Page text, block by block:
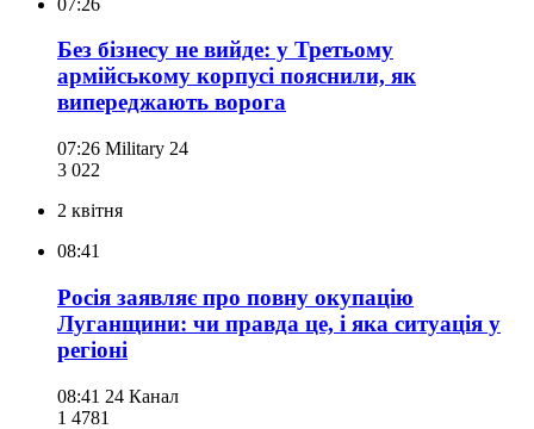
Без бізнесу не вийде: у Третьому
армійському корпусі пояснили, як
випереджають ворога
07:26 Military 24
3 022
2 квітня
08:41
Росія заявляє про повну окупацію
Луганщини: чи правда це, і яка ситуація у
регіоні
08:41 24 Канал
1 4781